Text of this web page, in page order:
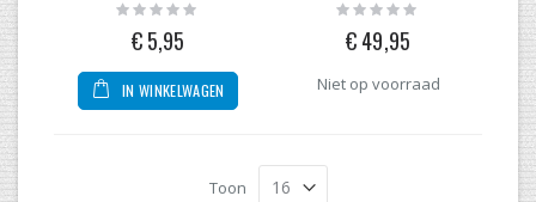
Rating:
0%
€ 5,95
IN WINKELWAGEN
Rating:
0%
€ 49,95
Niet op voorraad
Toon